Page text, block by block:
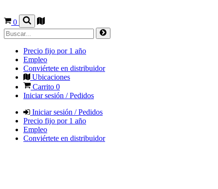
0
Precio fijo por 1 año
Empleo
Conviértete en distribuidor
Ubicaciones
Carrito 0
Iniciar sesión / Pedidos
Iniciar sesión / Pedidos
Precio fijo por 1 año
Empleo
Conviértete en distribuidor